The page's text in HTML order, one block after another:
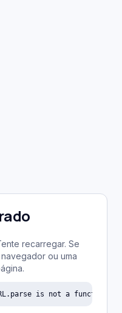
recarregar. Se
ou uma
is not a function